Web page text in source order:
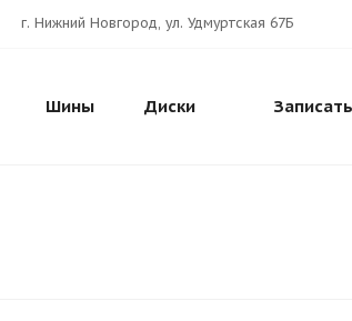
г. Нижний Новгород, ул. Удмуртская 67Б
Шины Диски